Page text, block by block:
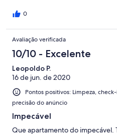
tudo em perfeito estado. Sala e
banho. Os detalhes como rede,
mimos de decoração deixam o
com a Ideli foi sempre muito
atenta, detalhista e carinhosa. Só
agradecimentos.
0
Avaliação verificada
10/10 - Excelente
Leopoldo P.
16 de jun. de 2020
Pontos positivos: Limpeza,
precisão do anúncio
Impecável
Que apartamento do impecável.